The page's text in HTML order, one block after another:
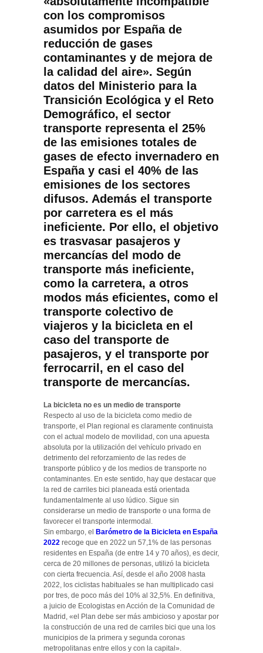
con los compromisos
asumidos por España de
reducción de gases
contaminantes y de mejora de
la calidad del aire». Según
datos del Ministerio para la
Transición Ecológica y el Reto
Demográfico, el sector
transporte representa el 25%
de las emisiones totales de
gases de efecto invernadero en
España y casi el 40% de las
emisiones de los sectores
difusos. Además el transporte
por carretera es el más
ineficiente. Por ello, el objetivo
es trasvasar pasajeros y
mercancías del modo de
transporte más ineficiente,
como la carretera, a otros
modos más eficientes, como el
transporte colectivo de
viajeros y la bicicleta en el
caso del transporte de
pasajeros, y el transporte por
ferrocarril, en el caso del
transporte de mercancías.
La bicicleta no es un medio de transporte
Respecto al uso de la bicicleta como medio de
transporte, el Plan regional es claramente continuista
con el actual modelo de movilidad, con una apuesta
absoluta por la utilización del vehículo privado en
detrimento del reforzamiento de las redes de
transporte público y de los medios de transporte no
contaminantes. En este sentido, hay que destacar que
la red de carriles bici planeada está orientada
fundamentalmente al uso lúdico. Sigue sin
considerarse un medio de transporte o una forma de
favorecer el transporte intermodal.
Sin embargo, el Barómetro de la Bicicleta en España
2022 recoge que en 2022 un 57,1% de las personas
residentes en España (de entre 14 y 70 años), es decir,
cerca de 20 millones de personas, utilizó la bicicleta
con cierta frecuencia. Así, desde el año 2008 hasta
2022, los ciclistas habituales se han multiplicado casi
por tres, de poco más del 10% al 32,5%. En definitiva,
a juicio de Ecologistas en Acción de la Comunidad de
Madrid, «el Plan debe ser más ambicioso y apostar por
la construcción de una red de carriles bici que una los
municipios de la primera y segunda coronas
metropolitanas entre ellos y con la capital».